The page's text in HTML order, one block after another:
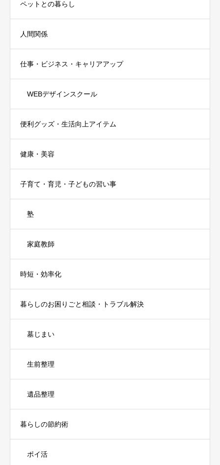
ペットとの暮らし
人間関係
仕事・ビジネス・キャリアアップ
WEBデザインスクール
便利グッズ・生活向上アイテム
健康・美容
子育て・育児・子どもの習い事
塾
家庭教師
時短・効率化
暮らしのお困りごと相談・トラブル解決
墓じまい
生前整理
遺品整理
暮らしの節約術
ポイ活